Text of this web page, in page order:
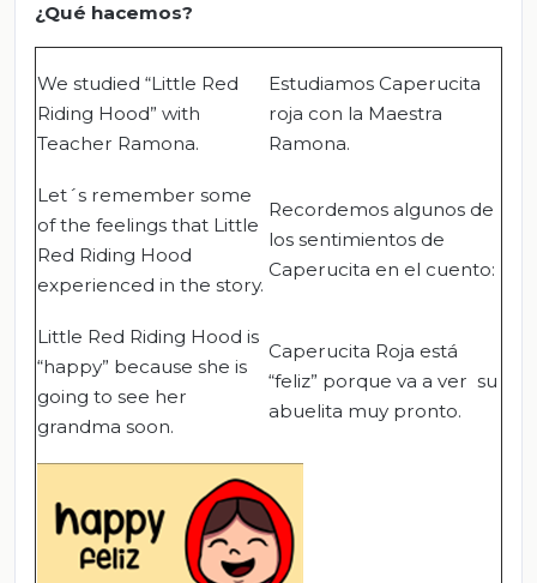
¿Qué hacemos?
We studied “Little Red
Riding Hood” with
Teacher Ramona.
Estudiamos Caperucita
roja con la Maestra
Ramona.
Let´s remember some
of the feelings that Little
Red Riding Hood
experienced in the story.
Recordemos algunos de
los sentimientos de
Caperucita en el cuento:
Little Red Riding Hood is
“happy” because she is
going to see her
grandma soon.
Caperucita Roja está
“feliz” porque va a ver su
abuelita muy pronto.